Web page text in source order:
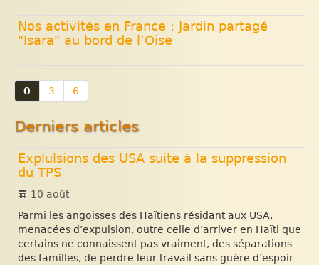
Nos activités en France : Jardin partagé
"Isara" au bord de l’Oise
0 3 6
Derniers articles
Explulsions des USA suite à la suppression
du TPS
10 août
Parmi les angoisses des Haïtiens résidant aux USA,
menacées d’expulsion, outre celle d’arriver en Haïti que
certains ne connaissent pas vraiment, des séparations
des familles, de perdre leur travail sans guère d’espoir